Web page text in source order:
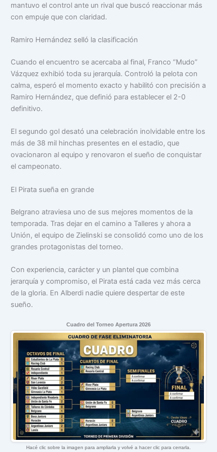
mantuvo el control ante un rival que buscó reaccionar más
con empuje que con claridad.
Ramiro Hernández selló la clasificación
Cuando el encuentro se acercaba al final, Franco “Mudo”
Vázquez exhibió toda su jerarquía. Controló la pelota con
calma, esperó el momento exacto y habilitó con precisión a
Ramiro Hernández, que definió para establecer el 2-0
definitivo.
El segundo gol desató una celebración inolvidable entre los
más de 38 mil hinchas presentes en el estadio, que
ovacionaron al equipo y renovaron el sueño de conquistar
el campeonato.
El Pirata sueña en grande
Belgrano atraviesa uno de sus mejores momentos de la
temporada. Tras dejar en el camino a Talleres y ahora a
Unión, el equipo de Zielinski se consolidó como uno de los
grandes protagonistas del torneo.
Con experiencia, carácter y un plantel que combina
jerarquía y compromiso, el Pirata está cada vez más cerca
de la gloria. En Alberdi nadie quiere despertar de este
sueño.
Cuadro del Torneo Apertura 2026
Hacé clic sobre la imagen para ampliarla y volvé a hacer clic para cerrarla.